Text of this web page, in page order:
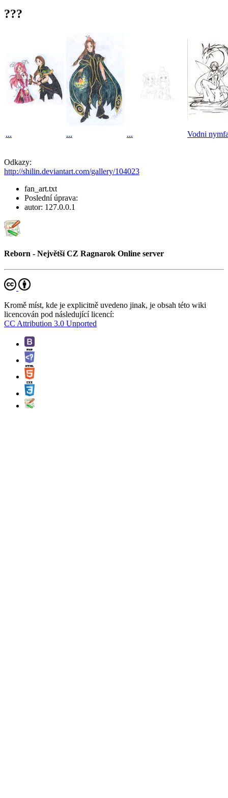
???
... ... ... Vodni
Odkazy:
http://shilin.deviantart.com/gallery/104023
fan_art.txt
Poslední úprava:
autor: 127.0.0.1
Reborn - Největší CZ Ragnarok Online server
Kromě míst, kde je explicitně uvedeno jinak, je obsah této wiki
licencován pod následující licencí:
CC Attribution 3.0 Unported